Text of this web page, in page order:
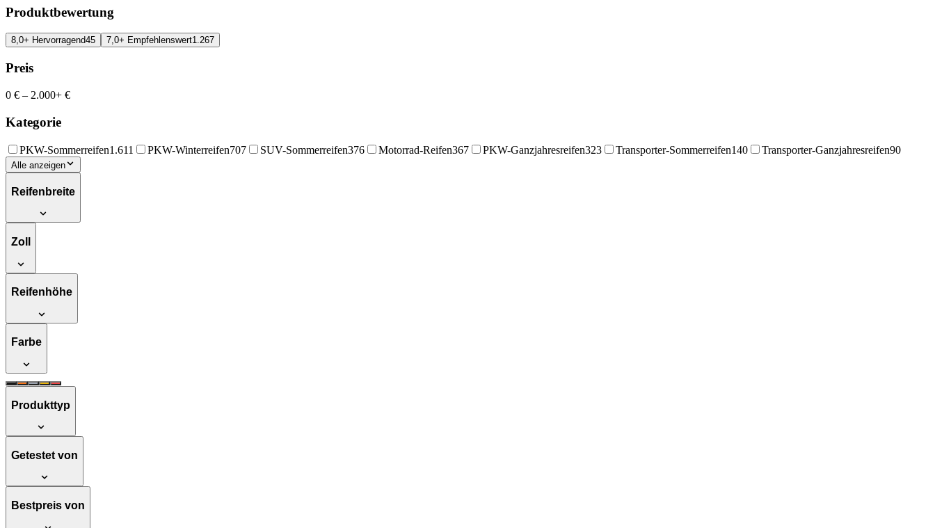
Produktbewertung
8,0+ Hervorragend45 7,0+ Empfehlenswert1.267
Preis
0 € – 2.000+ €
Kategorie
PKW-Sommerreifen1.611 PKW-Winterreifen707 SUV-Sommerreifen376 Motorrad-Reifen367 PKW-Ganzjahresreifen323 Transporter-Sommerreifen140 Transporter-Ganzjahresreifen90
Alle anzeigen
Reifenbreite
Zoll
Reifenhöhe
Farbe
Produkttyp
Getestet von
Bestpreis von